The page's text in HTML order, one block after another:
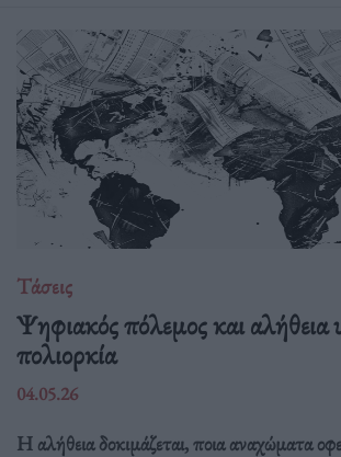
Τάσεις
Ψηφιακός πόλεμος και αλήθεια
πολιορκία
04.05.26
Η αλήθεια δοκιμάζεται, ποια αναχώματα